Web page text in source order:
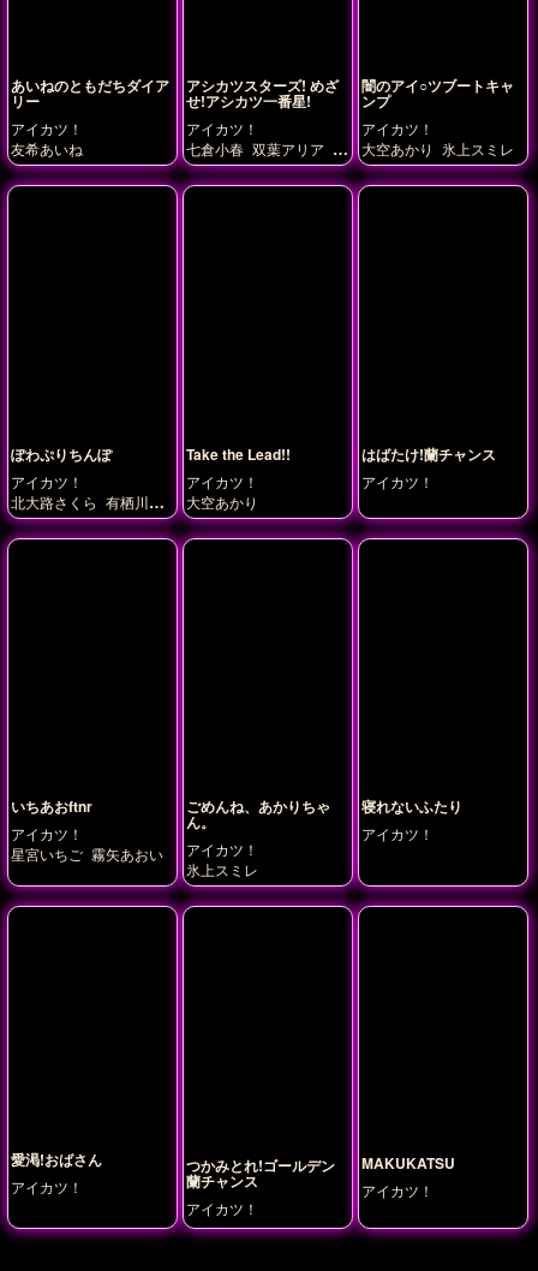
あいねのともだちダイア
リー
アイカツ！
友希あいね
アシカツスターズ! めざ
せ!アシカツ一番星!
アイカツ！
七倉小春 双葉アリア 早
乙女あこ 花園きらら 虹
野ゆめ
闇のアイ○ツブートキャ
ンプ
アイカツ！
大空あかり
氷上スミレ
ぽわぷりちんぽ
アイカツ！
北大路さくら 有栖川お
とめ 神谷しおん
Take the Lead!!
アイカツ！
大空あかり
はばたけ!蘭チャンス
アイカツ！
いちあおftnr
アイカツ！
星宮いちご 霧矢あおい
ごめんね、あかりちゃ
ん。
アイカツ！
氷上スミレ
寝れないふたり
アイカツ！
愛渇!おばさん
アイカツ！
つかみとれ!ゴールデン
蘭チャンス
アイカツ！
MAKUKATSU
アイカツ！